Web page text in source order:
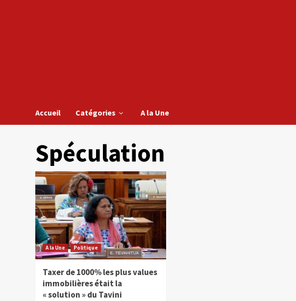
Accueil Catégories A la Une
Spéculation
A la Une Politique
Taxer de 1000% les plus values
immobilières était la
« solution » du Tavini